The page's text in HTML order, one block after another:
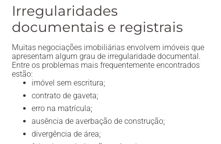
Irregularidades
documentais e registrais
Muitas negociações imobiliárias envolvem imóveis que
apresentam algum grau de irregularidade documental.
Entre os problemas mais frequentemente encontrados
estão:
imóvel sem escritura;
contrato de gaveta;
erro na matrícula;
ausência de averbação de construção;
divergência de área;